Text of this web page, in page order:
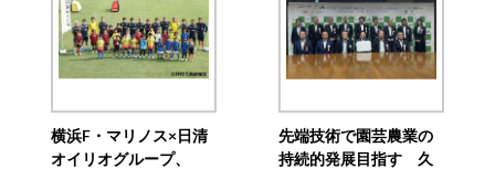
横浜F・マリノス×日清
オイリオグループ、
先端技術で園芸農業の
持続的発展目指す 久